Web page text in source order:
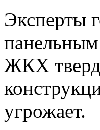
Эксперты
ЖКХ
угрожает.